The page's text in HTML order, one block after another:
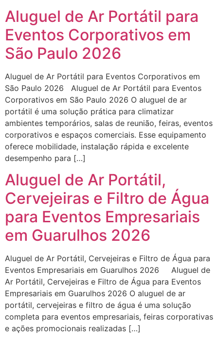
Aluguel de Ar Portátil para
Eventos Corporativos em
São Paulo 2026
Aluguel de Ar Portátil para Eventos Corporativos em
São Paulo 2026 Aluguel de Ar Portátil para Eventos
Corporativos em São Paulo 2026 O aluguel de ar
portátil é uma solução prática para climatizar
ambientes temporários, salas de reunião, feiras, eventos
corporativos e espaços comerciais. Esse equipamento
oferece mobilidade, instalação rápida e excelente
desempenho para […]
Aluguel de Ar Portátil,
Cervejeiras e Filtro de Água
para Eventos Empresariais
em Guarulhos 2026
Aluguel de Ar Portátil, Cervejeiras e Filtro de Água para
Eventos Empresariais em Guarulhos 2026 Aluguel de
Ar Portátil, Cervejeiras e Filtro de Água para Eventos
Empresariais em Guarulhos 2026 O aluguel de ar
portátil, cervejeiras e filtro de água é uma solução
completa para eventos empresariais, feiras corporativas
e ações promocionais realizadas […]